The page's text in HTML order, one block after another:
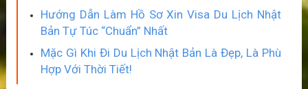
Hướng Dẫn Làm Hồ Sơ Xin Visa Du Lịch Nhật
Bản Tự Túc “Chuẩn” Nhất
Mặc Gì Khi Đi Du Lịch Nhật Bản Là Đẹp, Là Phù
Hợp Với Thời Tiết!